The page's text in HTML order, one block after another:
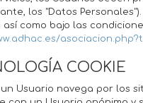
los "Datos
como bajo las
COOKIE
Usuario navega por los